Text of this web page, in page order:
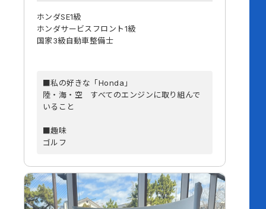
ホンダSE1級
ホンダサービスフロント1級
国家3級自動車整備士
■私の好きな「Honda」
陸・海・空 すべてのエンジンに取り組んで
いること
■趣味
ゴルフ